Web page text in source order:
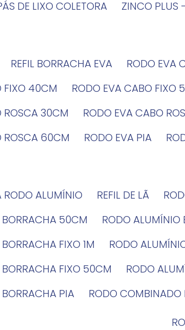
PÁS DE LIXO COLETORA
ZINCO
REFIL BORRACHA EVA RODO EVA
FIXO 40CM
RODO EVA CABO FIXO
ROSCA 30CM
RODO EVA CABO
ROSCA 60CM
RODO EVA PIA
RODO ALUMÍNIO
REFIL DE LÃ
BORRACHA 50CM
RODO
FIXO 1M
RODO
BORRACHA FIXO 50CM
RODO
BORRACHA PIA
RODO